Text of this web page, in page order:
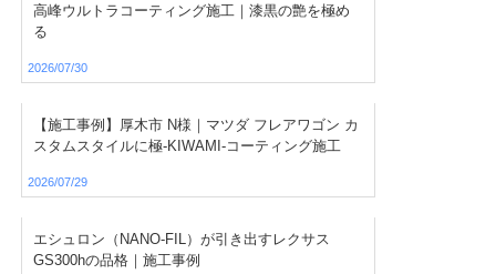
高峰ウルトラコーティング施工｜漆黒の艶を極め
る
2026/07/30
【施工事例】厚木市 N様｜マツダ フレアワゴン カ
スタムスタイルに極-KIWAMI-コーティング施工
2026/07/29
エシュロン（NANO-FIL）が引き出すレクサス
GS300hの品格｜施工事例